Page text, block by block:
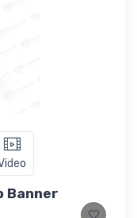
Banner